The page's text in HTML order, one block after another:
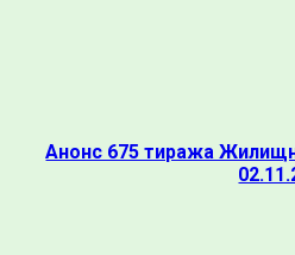
Анонс 675 тиража